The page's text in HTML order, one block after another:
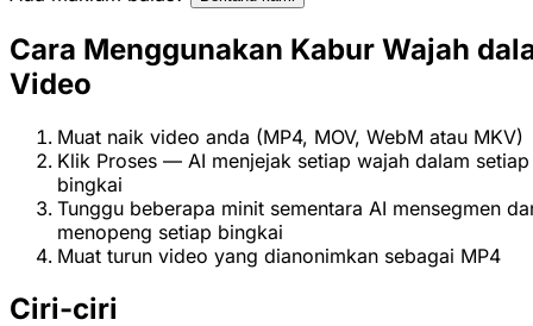
Cara Menggunakan Kabur Wajah
Video
Muat naik video anda (MP4, MOV, WebM atau MKV)
Klik Proses — AI menjejak setiap wajah dalam setiap
bingkai
Tunggu beberapa minit sementara AI mensegmen
menopeng setiap bingkai
Muat turun video yang dianonimkan sebagai MP4
Ciri-ciri